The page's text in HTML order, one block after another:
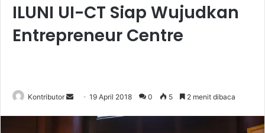
ILUNI UI-CT Siap Wujudkan
Entrepreneur Centre
Kontributor 19 April 2018 0 5 2 menit dibaca